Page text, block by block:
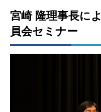
宮崎 隆理事長に
員会セミナー